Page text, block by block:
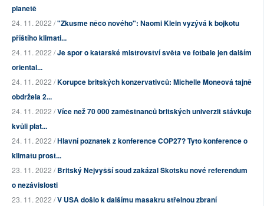
planetě
24. 11. 2022 /"Zkusme něco nového": Naomi Klein vyzývá k bojkotu
příštího klimati...
24. 11. 2022 /Je spor o katarské mistrovství světa ve fotbale jen dalším
oriental...
24. 11. 2022 /Korupce britských konzervativců: Michelle Moneová tajně
obdržela 2...
24. 11. 2022 /Více než 70 000 zaměstnanců britských univerzit stávkuje
kvůli plat...
24. 11. 2022 /Hlavní poznatek z konference COP27? Tyto konference o
klimatu prost...
23. 11. 2022 /Britský Nejvyšší soud zakázal Skotsku nové referendum
o nezávislosti
23. 11. 2022 /V USA došlo k dalšímu masakru střelnou zbraní